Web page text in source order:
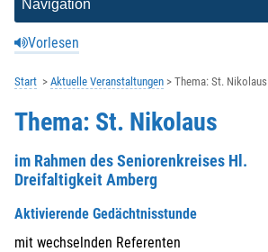
Vorlesen
Start Aktuelle Veranstaltungen Thema: St. Nikolaus
Thema: St. Nikolaus
im Rahmen des Seniorenkreises Hl.
Dreifaltigkeit Amberg
Aktivierende Gedächtnisstunde
mit wechselnden Referenten